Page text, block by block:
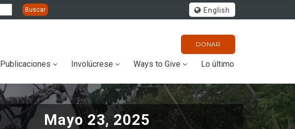
English
DONAR
Publicaciones Involúcrese Ways to Give Lo último
Mayo 23, 2025